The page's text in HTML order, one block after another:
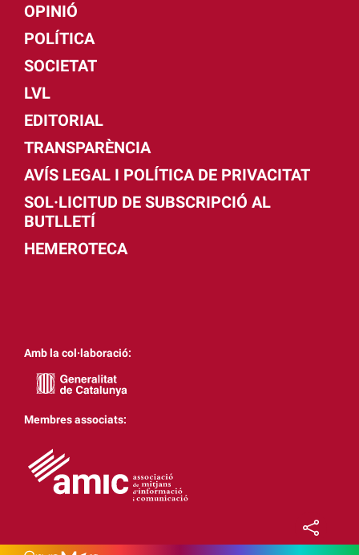
OPINIÓ
POLÍTICA
SOCIETAT
LVL
EDITORIAL
TRANSPARÈNCIA
AVÍS LEGAL I POLÍTICA DE PRIVACITAT
SOL·LICITUD DE SUBSCRIPCIÓ AL
BUTLLETÍ
HEMEROTECA
Amb la col·laboració:
Membres associats: